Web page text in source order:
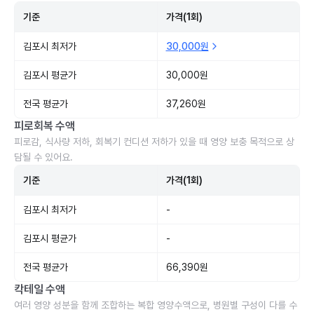
기준 가격(1회)
김포시 최저가 30,000원
김포시 평균가 30,000원
전국 평균가 37,260원
피로회복 수액
피로감, 식사량 저하, 회복기 컨디션 저하가 있을 때 영양 보충 목적으로 상
담될 수 있어요.
기준 가격(1회)
김포시 최저가 -
김포시 평균가 -
전국 평균가 66,390원
칵테일 수액
여러 영양 성분을 함께 조합하는 복합 영양수액으로, 병원별 구성이 다를 수